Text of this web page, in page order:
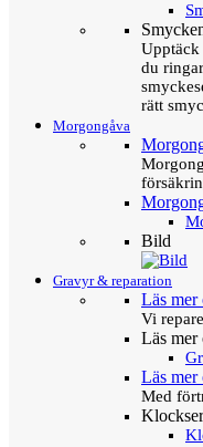
du
rätt
Morgongåva
Bild
Gravyr & reparation
Läs mer
Vi
Läs mer
Läs mer
Med